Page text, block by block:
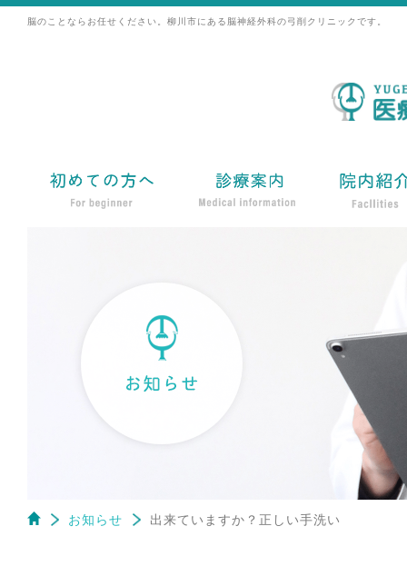
脳のことならお任せください。柳川市にある脳神経外科の弓削クリニックです。
お知らせ 出来ていますか？正しい手洗い